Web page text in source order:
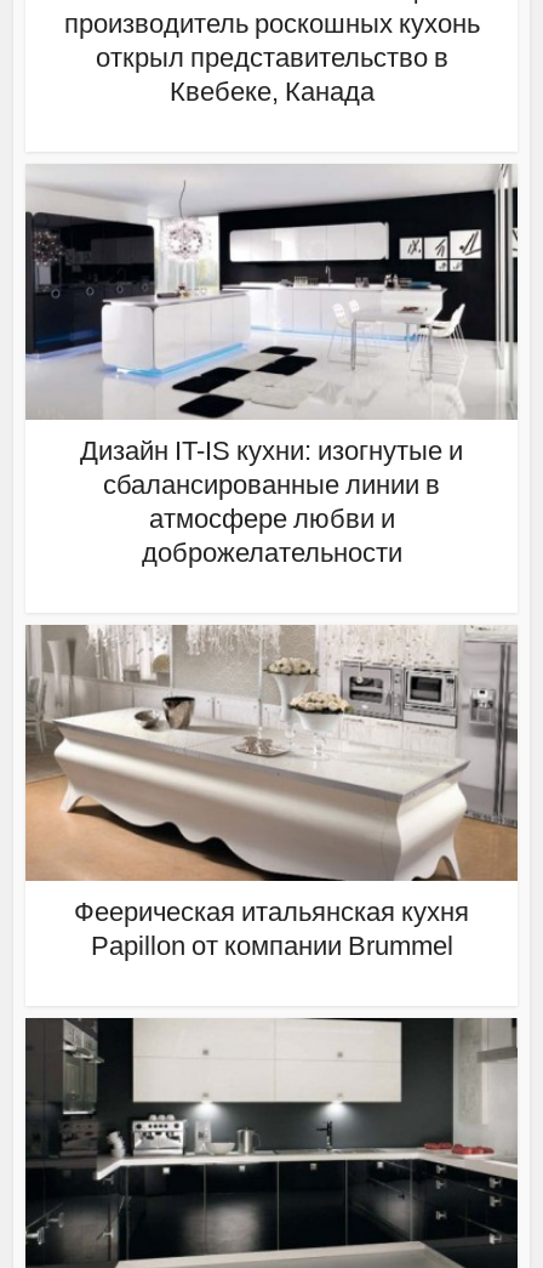
производитель роскошных кухонь
открыл представительство в
Квебеке, Канада
Дизайн IT-IS кухни: изогнутые и
сбалансированные линии в
атмосфере любви и
доброжелательности
Феерическая итальянская кухня
Papillon от компании Brummel